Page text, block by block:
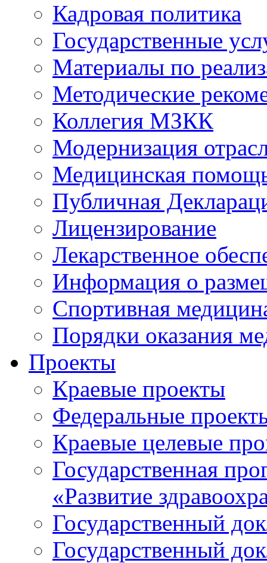
Кадровая политика
Государственные
Материалы по
Методические
Коллегия МЗКК
Модернизация
Медицинская
Публичная
Лицензирование
Лекарственное
Информация о
Спортивная
Порядки оказания
Проекты
Краевые проекты
Федеральные
Краевые целевые
Государственная
«Развитие
Государственный
Государственный